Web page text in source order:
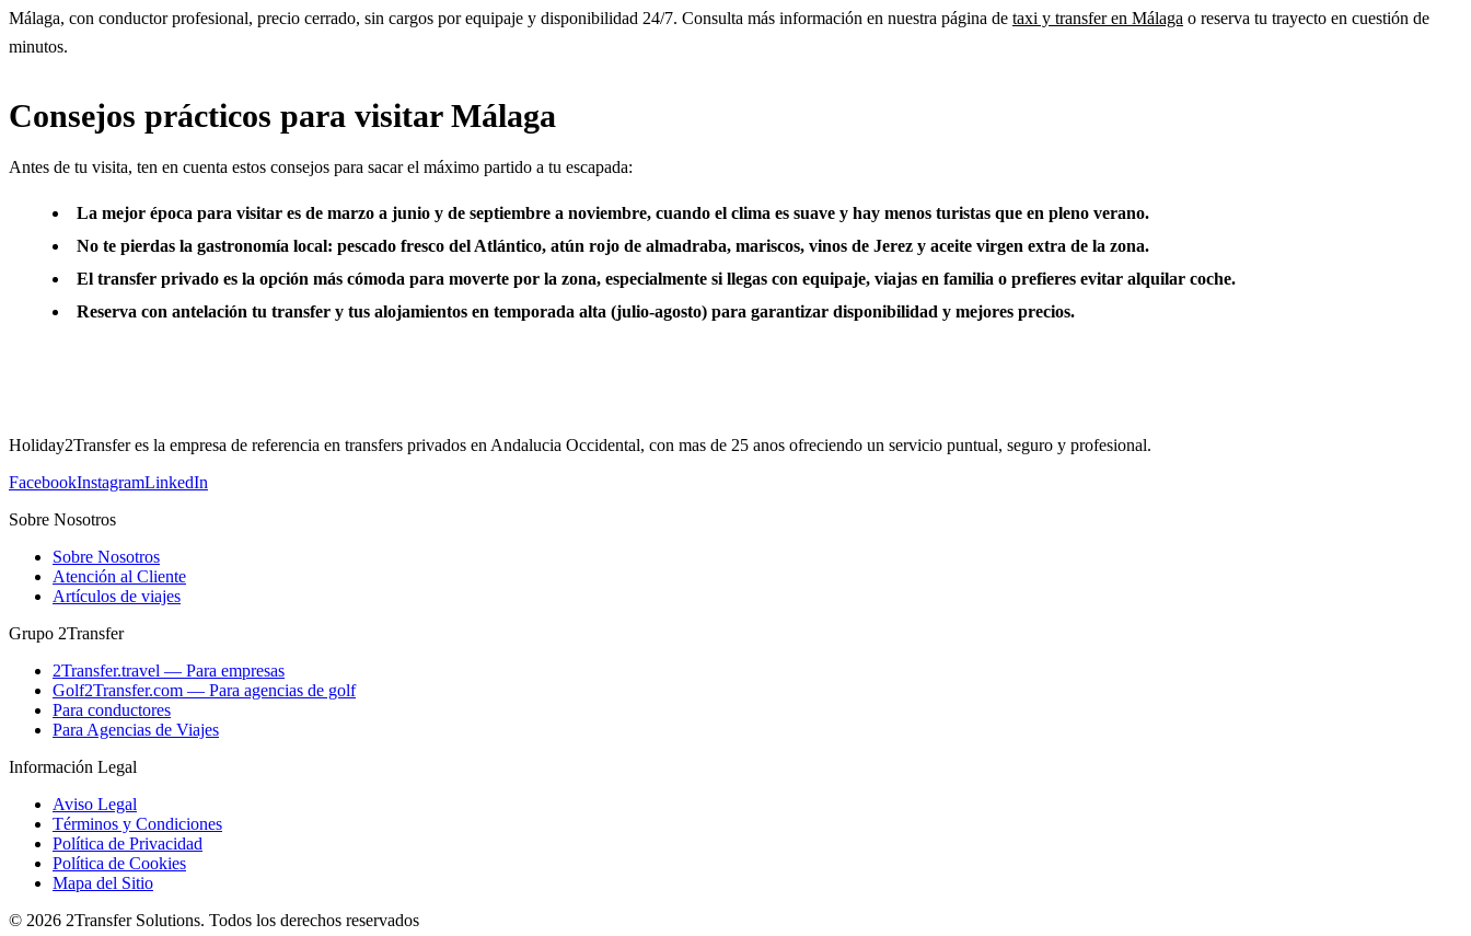
Málaga, con conductor profesional, precio cerrado, sin cargos por equipaje y disponibilidad 24/7. Consulta más información en nuestra página de taxi y transfer en Málaga o reserva tu trayecto en cuestión de
minutos.
Consejos prácticos para visitar Málaga
Antes de tu visita, ten en cuenta estos consejos para sacar el máximo partido a tu escapada:
La mejor época para visitar es de marzo a junio y de septiembre a noviembre, cuando el clima es suave y hay menos turistas que en pleno verano.
No te pierdas la gastronomía local: pescado fresco del Atlántico, atún rojo de almadraba, mariscos, vinos de Jerez y aceite virgen extra de la zona.
El transfer privado es la opción más cómoda para moverte por la zona, especialmente si llegas con equipaje, viajas en familia o prefieres evitar alquilar coche.
Reserva con antelación tu transfer y tus alojamientos en temporada alta (julio-agosto) para garantizar disponibilidad y mejores precios.
Holiday2Transfer es la empresa de referencia en transfers privados en Andalucia Occidental, con mas de 25 anos ofreciendo un servicio puntual, seguro y profesional.
FacebookInstagramLinkedIn
Sobre Nosotros
Sobre Nosotros
Atención al Cliente
Artículos de viajes
Grupo 2Transfer
2Transfer.travel — Para empresas
Golf2Transfer.com — Para agencias de golf
Para conductores
Para Agencias de Viajes
Información Legal
Aviso Legal
Términos y Condiciones
Política de Privacidad
Política de Cookies
Mapa del Sitio
© 2026 2Transfer Solutions. Todos los derechos reservados